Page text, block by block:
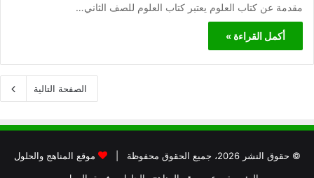
مقدمة عن كتاب العلوم يعتبر كتاب العلوم للصف الثاني…
أكمل القراءة »
الصفحة التالية
© حقوق النشر 2026، جميع الحقوق محفوظة |
موقع المناهج والحلول